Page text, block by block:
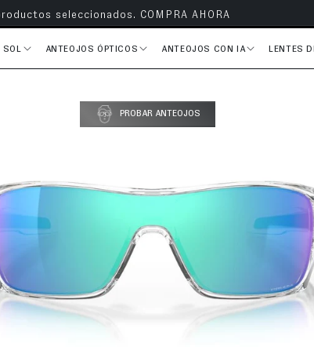
en todos tus pedidos
SOL ANTEOJOS ÓPTICOS ANTEOJOS CON IA LENTES
PROBAR ANTEOJOS